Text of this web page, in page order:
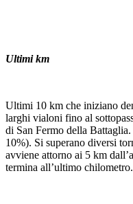
Ultimi km
Ultimi 10 km che iniziano
larghi vialoni fino al
di San Fermo della
10%). Si superano diversi
avviene attorno ai 5 km
termina all’ultimo chilometro.